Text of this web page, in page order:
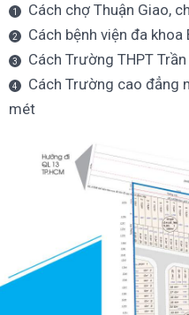
Cách chợ Thuận Giao,
Cách bệnh viện đa
Cách Trường THPT
Cách Trường cao đẳng
mét